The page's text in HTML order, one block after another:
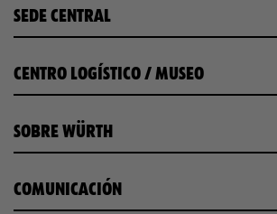
SEDE CENTRAL
CENTRO LOGÍSTICO / MUSEO
SOBRE WÜRTH
COMUNICACIÓN